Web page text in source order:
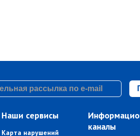
Наши сервисы
Карта нарушений
каналы